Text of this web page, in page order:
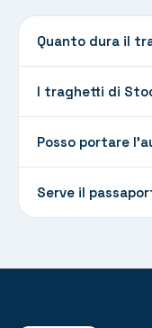
Quanto dura il
I traghetti di
Posso portare
Serve il